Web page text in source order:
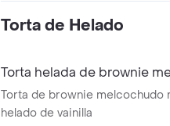
Torta de Helado
Torta helada de brownie
Torta de brownie melcochudo
helado de vainilla